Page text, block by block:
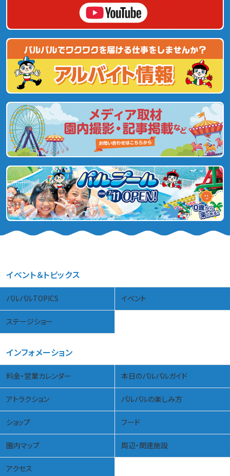
イベント＆トピックス
パルパルTOPICS イベント
ステージショー
インフォメーション
料金・営業カレンダー 本日のパルパルガイド
アトラクション パルパルの楽しみ方
ショップ フード
園内マップ 周辺・関連施設
アクセス